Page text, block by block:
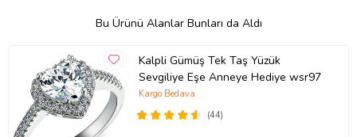
Bu Ürünü Alanlar Bunları da Aldı
Kalpli Gümüş Tek Taş Yüzük
Sevgiliye Eşe Anneye Hediye wsr97
(44)
Kargo Bedava